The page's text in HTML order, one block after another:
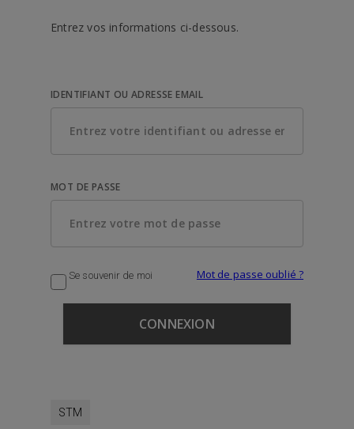
Entrez vos informations ci-dessous.
IDENTIFIANT OU ADRESSE EMAIL
MOT DE PASSE
Se souvenir de moi Mot de passe oublié ?
STM